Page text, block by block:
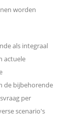
worden
als integraal
actuele
de bijbehorende
per
scenario's